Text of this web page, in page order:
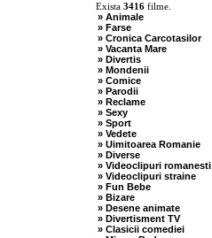
Exista 3416filme.
» Animale
» Farse
» Cronica Carcotasilor
» Vacanta Mare
» Divertis
» Mondenii
» Comice
» Parodii
» Reclame
» Sexy
» Sport
» Vedete
» Uimitoarea Romanie
» Diverse
» Videoclipuri romanesti
» Videoclipuri straine
» Fun Bebe
» Bizare
» Desene animate
» Divertisment TV
» Clasicii comediei